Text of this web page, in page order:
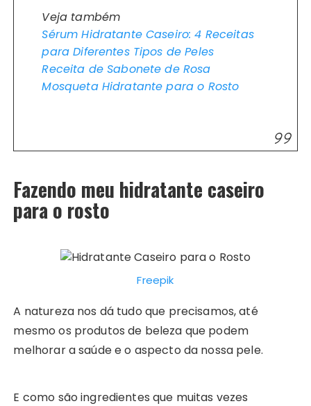
Veja também
Sérum Hidratante Caseiro: 4 Receitas
para Diferentes Tipos de Peles
Receita de Sabonete de Rosa
Mosqueta Hidratante para o Rosto
Fazendo meu hidratante caseiro
para o rosto
Freepik
A natureza nos dá tudo que precisamos, até
mesmo os produtos de beleza que podem
melhorar a saúde e o aspecto da nossa pele.
E como são ingredientes que muitas vezes